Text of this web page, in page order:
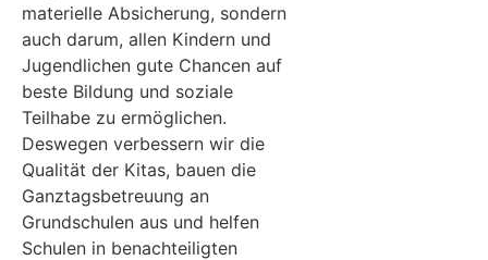
materielle Absicherung, sondern
auch darum, allen Kindern und
Jugendlichen gute Chancen auf
beste Bildung und soziale
Teilhabe zu ermöglichen.
Deswegen verbessern wir die
Qualität der Kitas, bauen die
Ganztagsbetreuung an
Grundschulen aus und helfen
Schulen in benachteiligten